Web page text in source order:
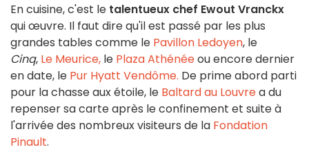
En cuisine, c'est le talentueux chef Ewout Vranckx
qui œuvre. Il faut dire qu'il est passé par les plus
grandes tables comme le Pavillon Ledoyen, le
Cinq, Le Meurice, le Plaza Athénéeou encore dernier
en date, le Pur Hyatt Vendôme. De prime abord parti
pour la chasse aux étoile, le Baltard au Louvrea du
repenser sa carte après le confinement et suite à
l'arrivée des nombreux visiteurs de la Fondation
Pinault.